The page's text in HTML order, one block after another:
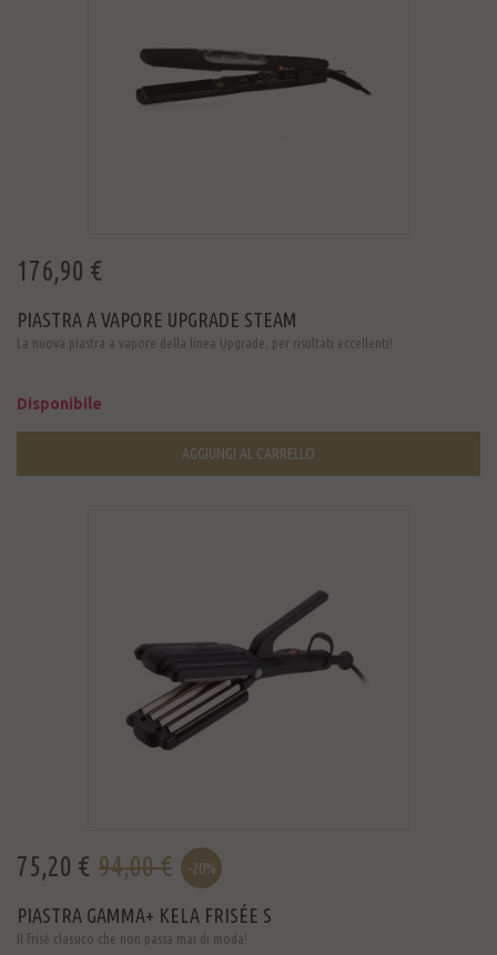
176,90 €
PIASTRA A VAPORE UPGRADE STEAM
La nuova piastra a vapore della linea Upgrade, per risultati eccellenti!
Disponibile
AGGIUNGI AL CARRELLO
75,20 € 94,00 € -20%
PIASTRA GAMMA+ KELA FRISÉE S
Il frisé classico che non passa mai di moda!